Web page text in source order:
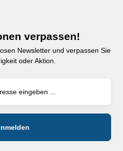
verpassen!
Newsletter und verpassen Sie
oder Aktion.